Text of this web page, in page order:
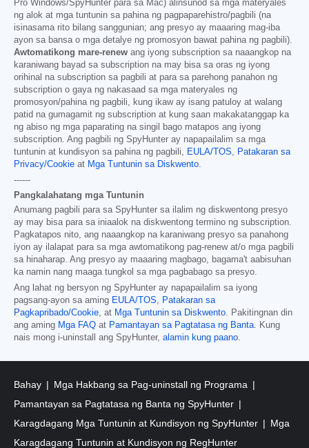
Pro Windows/SpyHunter para sa Mac) alinsunod sa mga materyales
ng alok at mga tuntunin sa pahina ng pagpaparehistro/pagbili (na
isinasama rito bilang sanggunian; ang presyo ay maaaring mag-iba
ayon sa bansa o mga detalye ng promosyon bawat pahina ng pagbili).
Awtomatikong mare-renew ang iyong subscription sa naaangkop na
karaniwang bayad sa subscription na may bisa sa oras ng iyong
orihinal na subscription sa pagbili at para sa parehong panahon ng
subscription o gaya ng nakasaad sa mga materyales ng
promosyon/pahina ng pagbili, kung ikaw ay isang patuloy at walang
patid na gumagamit ng subscription at kung saan makakatanggap ka
ng abiso ng mga paparating na singil bago matapos ang iyong
subscription. Ang pagbili ng SpyHunter ay napapailalim sa mga
tuntunin at kundisyon sa pahina ng pagbili, EULA/TOS, Patakaran sa
Privacy/Cookie at Mga Tuntunin sa Diskwento.
------
Pangkalahatang mga Tuntunin
Anumang pagbili para sa SpyHunter sa ilalim ng diskwentong presyo
ay may bisa para sa iniaalok na diskwentong termino ng subscription.
Pagkatapos nito, ang naaangkop na karaniwang presyo sa panahong
iyon ay ilalapat para sa mga awtomatikong pag-renew at/o mga pagbili
sa hinaharap. Ang presyo ay maaaring magbago, bagama't aabisuhan
ka namin nang maaga tungkol sa mga pagbabago sa presyo.
Ang lahat ng bersyon ng SpyHunter ay napapailalim sa iyong
pagsang-ayon sa aming EULA/TOS, Patakaran sa
Pagkapribado/Cookie, at Mga Tuntunin sa Diskwento. Pakitingnan din
ang aming Mga FAQ at Pamantayan sa Pagtatasa ng Banta. Kung
nais mong i-uninstall ang SpyHunter, alamin kung paano.
Bahay
Mga Hakbang sa Pag-uninstall ng Programa
Pamantayan sa Pagtatasa ng Banta ng SpyHunter
Karagdagang Mga Tuntunin at Kundisyon ng SpyHunter
Mga
Karagdagang Tuntunin at Kundisyon ng RegHunter